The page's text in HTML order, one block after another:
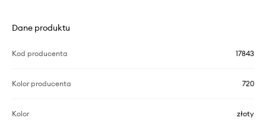
Dane produktu
Kod producenta 17843
Kolor producenta 720
Kolor złoty